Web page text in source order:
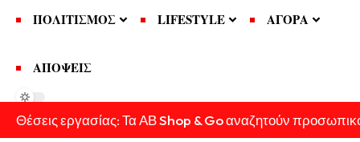
ΠΟΛΙΤΙΣΜΟΣ LIFESTYLE ΑΓΟΡΑ
ΑΠΟΨΕΙΣ
Θέσεις εργασίας: Τα ΑΒ Shop & Go αναζητούν